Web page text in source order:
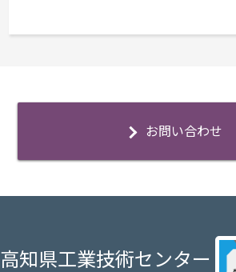
お問い合わせ
高知県工業技術センター